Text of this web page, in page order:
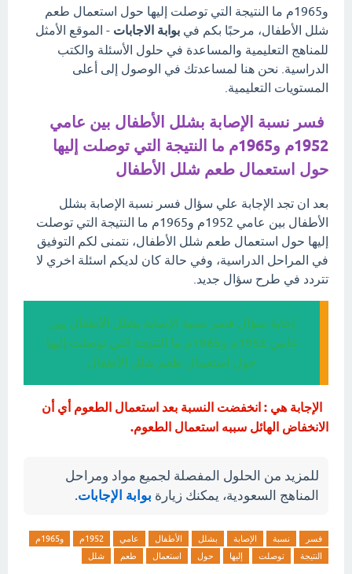
و1965م ما النتيجة التي توصلت إليها حول استعمال طعم
شلل الأطفال، مرحبًا بكم في بوابة الاجابات - الموقع الأمثل
للمناهج التعليمية والمساعدة في حلول الأسئلة والكتب
الدراسية. نحن هنا لمساعدتك في الوصول إلى أعلى
المستويات التعليمية.
فسر نسبة الإصابة بشلل الأطفال بين عامي
1952م و1965م ما النتيجة التي توصلت إليها
حول استعمال طعم شلل الأطفال
بعد ان تجد الإجابة علي سؤال فسر نسبة الإصابة بشلل
الأطفال بين عامي 1952م و1965م ما النتيجة التي توصلت
إليها حول استعمال طعم شلل الأطفال، نتمنى لكم التوفيق
في المراحل الدراسية، وفي حالة كان لديكم اسئلة اخري لا
تتردد في طرح سؤال جديد.
إجابة سؤال فسر نسبة الإصابة بشلل الأطفال بين
عامي 1952م و1965م ما النتيجة التي توصلت إليها
حول استعمال طعم شلل الأطفال
الإجابة هي : انخفضت النسبة بعد استعمال الطعوم أي أن
الانخفاض الهائل سببه استعمال الطعوم.
للمزيد من الحلول المفصلة لجميع مواد ومراحل
المناهج السعودية، يمكنك زيارة بوابة الإجابات.
فسر نسبة الإصابة بشلل الأطفال عامي 1952م
و1965م
النتيجة
توصلت إليها حول استعمال طعم شلل